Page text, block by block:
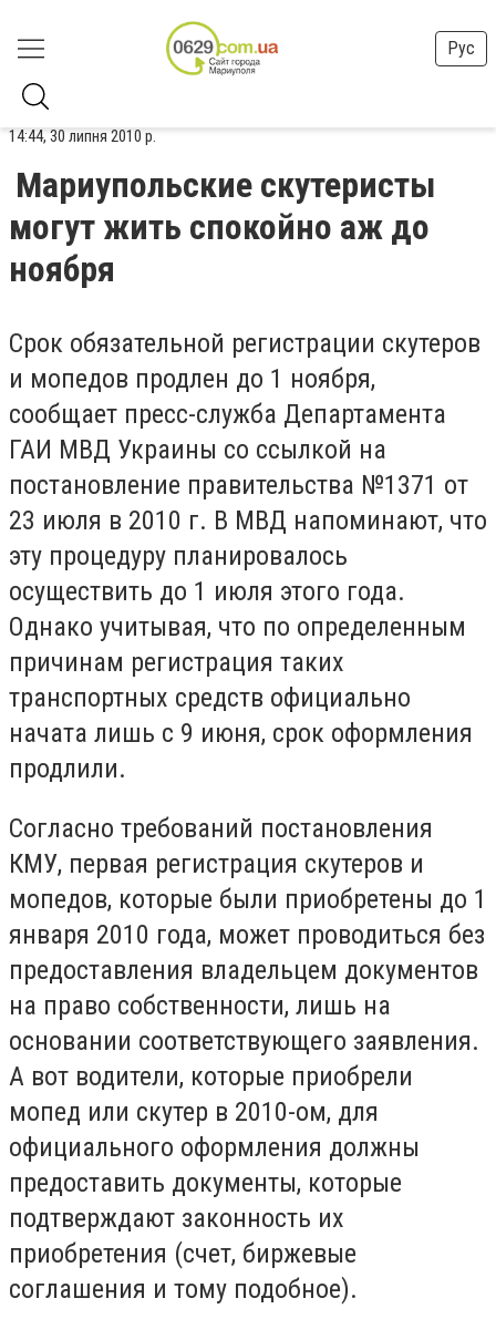
Рус
14:44, 30 липня 2010 р.
Мариупольские скутеристы
могут жить спокойно аж до
ноября
Срок обязательной регистрации скутеров
и мопедов продлен до 1 ноября,
сообщает пресс-служба Департамента
ГАИ МВД Украины со ссылкой на
постановление правительства №1371 от
23 июля в 2010 г. В МВД напоминают, что
эту процедуру планировалось
осуществить до 1 июля этого года.
Однако учитывая, что по определенным
причинам регистрация таких
транспортных средств официально
начата лишь с 9 июня, срок оформления
продлили.
Согласно требований постановления
КМУ, первая регистрация скутеров и
мопедов, которые были приобретены до 1
января 2010 года, может проводиться без
предоставления владельцем документов
на право собственности, лишь на
основании соответствующего заявления.
А вот водители, которые приобрели
мопед или скутер в 2010-ом, для
официального оформления должны
предоставить документы, которые
подтверждают законность их
приобретения (счет, биржевые
соглашения и тому подобное).